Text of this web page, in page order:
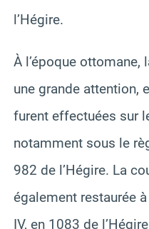
l’Hégire.
À l’époque ottomane,
une grande attention,
furent effectuées sur
notamment sous le
982 de l’Hégire. La
également restaurée
IV, en 1083 de